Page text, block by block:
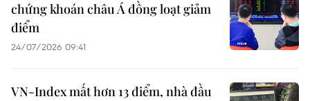
chứng khoán châu Á đồng loạt giảm
điểm
24/07/2026 09:41
VN-Index mất hơn 13 điểm, nhà đầu